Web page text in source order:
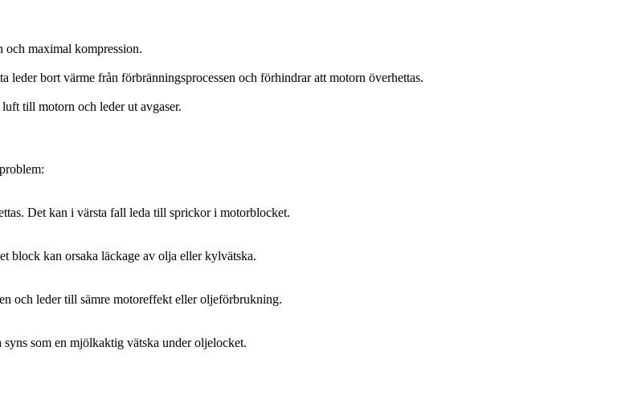
och maximal kompression.
bort värme från förbränningsprocessen och förhindrar att motorn överhettas.
till motorn och leder ut avgaser.
Det kan i värsta fall leda till sprickor i motorblocket.
block kan orsaka läckage av olja eller kylvätska.
och leder till sämre motoreffekt eller oljeförbrukning.
som en mjölkaktig vätska under oljelocket.